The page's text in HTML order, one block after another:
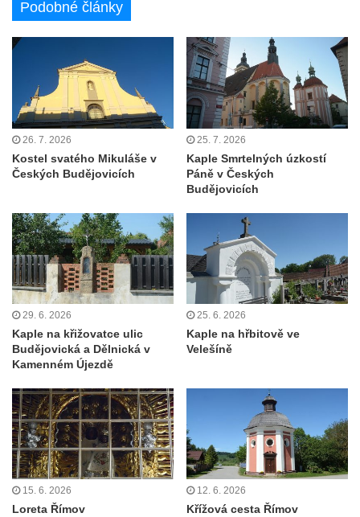
Kostel svatého Bartoloměje v Teplicích
Kostel svatého Jana Křtitele na Zámeckém
náměstí v Teplicích
Chrám Povýšení svatého Kříže na
Zámeckém náměstí v Teplicích
Výklenková kaple u vodojemu v severní
části Kozel
Kaple u kostela svatého Jakuba Většího
Kostel svatého Jakuba Většího (Staršího) u
Lahovic
Kostel svatých Petra a Pavla v Želkovicích
Kaple Panny Marie Bolestné v Benešově
nad Ploučnicí
Kostel Narození Panny Marie v Benešově
nad Ploučnicí
Benešově nad Ploučnicí
Kostel svaté Anny v Tisé
Hrobka rodiny Rohn na hřbitově v
Šumburku nad Desnou – Tanvaldu
Hřbitovní kaple v Šumburku nad Desnou –
Podobné články
26. 7. 2026
Kostel svatého Mikuláše v
Českých Budějovicích
25. 7. 2026
Kaple Smrtelných úzkostí
Páně v Českých
Budějovicích
29. 6. 2026
Kaple na křižovatce ulic
Budějovická a Dělnická v
Kamenném Újezdě
25. 6. 2026
Kaple na hřbitově ve
Velešíně
15. 6. 2026
Loreta Římov
12. 6. 2026
Křížová cesta Římov